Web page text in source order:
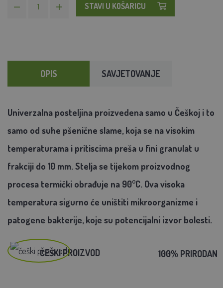
STAVI U KOŠARICU
OPIS SAVJETOVANJE
Univerzalna posteljina proizvedena samo u Češkoj i to
samo od suhe pšenične slame, koja se na visokim
temperaturama i pritiscima preša u fini granulat u
frakciji do 10 mm. Stelja se tijekom proizvodnog
procesa termički obrađuje na 90°C. Ova visoka
temperatura sigurno će uništiti mikroorganizme i
patogene bakterije, koje su potencijalni izvor bolesti.
ČEŠKI PROIZVOD 100% PRIRODAN